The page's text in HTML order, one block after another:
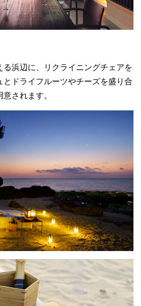
浜辺に、リクライニングチェアを
ドライフルーツやチーズを盛り合
されます。